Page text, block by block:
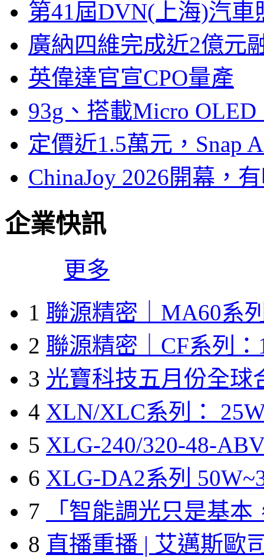
第41屆DVN(上海)汽
廣納四維完成近2億元
英偉達官宣CPO量產
93g、搭載Micro
定價近1.5萬元，Snap
ChinaJoy 2026開幕，
企業快訊
更多
1 聯源精密｜MA60系
2 聯源精密｜CF系列：
3 光寶科技五月份全球
4 XLN/XLC系列：
5 XLG-240/320-48-
6 XLG-DA2系列
7
「智能調光只是基本
8 直播重播 | 艾邁斯歐